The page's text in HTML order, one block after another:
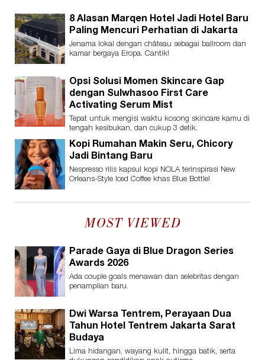
8 Alasan Marqen Hotel Jadi Hotel Baru
Paling Mencuri Perhatian di Jakarta
Jenama lokal dengan château sebagai ballroom dan
kamar bergaya Eropa. Cantik!
Opsi Solusi Momen Skincare Gap
dengan Sulwhasoo First Care
Activating Serum Mist
Tepat untuk mengisi waktu kosong skincare kamu di
tengah kesibukan, dan cukup 3 detik.
Kopi Rumahan Makin Seru, Chicory
Jadi Bintang Baru
Nespresso rilis kapsul kopi NOLA terinspirasi New
Orleans-Style Iced Coffee khas Blue Bottle!
MOST VIEWED
Parade Gaya di Blue Dragon Series
Awards 2026
Ada couple goals menawan dan selebritas dengan
penampilan baru.
Dwi Warsa Tentrem, Perayaan Dua
Tahun Hotel Tentrem Jakarta Sarat
Budaya
Lima hidangan, wayang kulit, hingga batik, serta